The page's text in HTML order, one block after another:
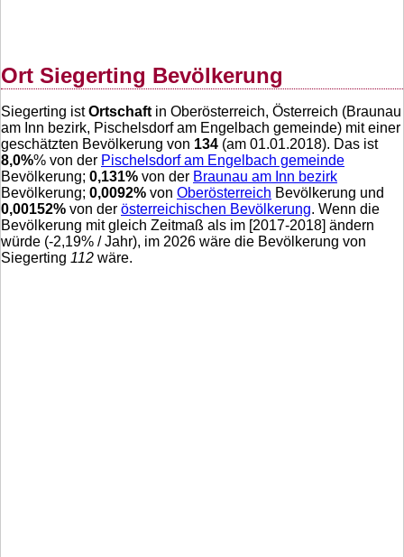
Ort Siegerting Bevölkerung
Siegerting istOrtschaft in Oberösterreich, Österreich (Braunau
am Inn bezirk, Pischelsdorf am Engelbach gemeinde) mit einer
geschätzten Bevölkerung von 134 (am 01.01.2018). Das ist
8,0%% von der Pischelsdorf am Engelbach gemeinde
Bevölkerung; 0,131% von der Braunau am Inn bezirk
Bevölkerung; 0,0092% von Oberösterreich Bevölkerung und
0,00152% von der österreichischen Bevölkerung. Wenn die
Bevölkerung mit gleich Zeitmaß als im [2017-2018] ändern
würde (-2,19% / Jahr), im 2026 wäre die Bevölkerung von
Siegerting 112 wäre.